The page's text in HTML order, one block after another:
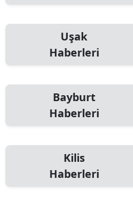
Uşak
Haberleri
Bayburt
Haberleri
Kilis
Haberleri